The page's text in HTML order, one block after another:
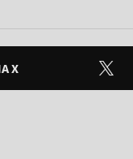
X